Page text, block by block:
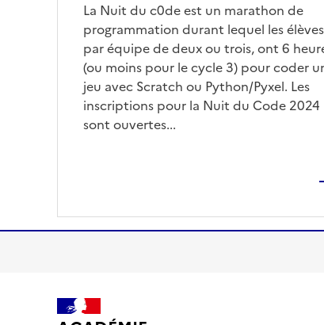
Corps
La Nuit du c0de est un marathon de
programmation durant lequel les
par équipe de deux ou trois, ont 6
(ou moins pour le cycle 3) pour coder
jeu avec Scratch ou Python/Pyxel. Les
inscriptions pour la Nuit du Code 2024
sont ouvertes...